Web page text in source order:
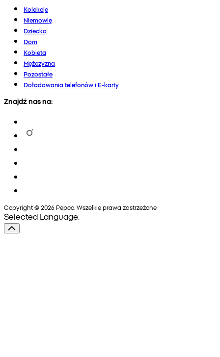
Kolekcje
Niemowlę
Dziecko
Dom
Kobieta
Mężczyzna
Pozostałe
Doładowania telefonów i E-karty
Znajdź nas na:
Copyright © 2026 Pepco. Wszelkie prawa zastrzeżone
Selected Language: